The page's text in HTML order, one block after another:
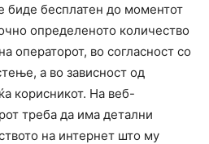
биде бесплатен до моментот
определеното количество
операторот, во согласност со
а во зависност од
корисникот. На веб-
треба да има детални
на интернет што му